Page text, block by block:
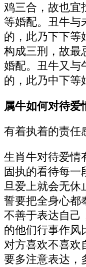
鸡三合，故也宜
等婚配。丑牛与
的，此乃下下等
构成三刑，故最
婚配。丑牛又与
的，此乃中下等
属牛如何对待爱
有着执着的责任
生肖牛对待爱情
固执的看待每一
旦爱上就会无休
誓要把全身心都
不善于表达自己
的他们行事作风
对方喜欢不喜欢
要多注意表达，